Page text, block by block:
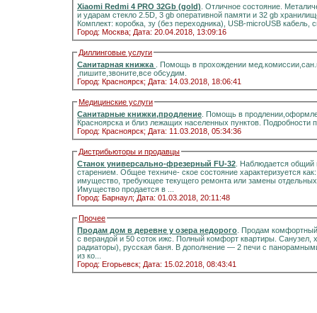
Xiaomi Redmi 4 PRO 32Gb (gold) . Отличное состояние.
и ударам стекло 2.5D, 3 gb оперативной памяти и 32 gb
Комплект: коробка, зу (без переходника), USB-microUSB
Город: Москва; Дата: 20.04.2018, 13:09:16
Диллинговые услуги
Санитарная книжка
. Помощь в прохождении
,пишите,звоните,все обсудим.
Город: Красноярск; Дата: 14.03.2018, 18:06:41
Медицинские услуги
Санитарные книжки,продление . Помощь в
Красноярска и близ лежащих населенных пунктов.
Город: Красноярск; Дата: 11.03.2018, 05:34:36
Дистрибьюторы и продавцы
Станок универсально-фрезерный FU-32 . Наблюдается
старением. Общее техниче- ское состояние характеризуется
имущество, требующее текущего ремонта или замены
Имущество продается в ...
Город: Барнаул; Дата: 01.03.2018, 20:11:48
Прочее
Продам дом в деревне у озера недорого . Продам комфортный
с верандой и 50 соток ижс. Полный комфорт квартиры. Санузел, холодная и горячая вода,
радиаторы), русская баня. В дополнение — 2 печи с панорамными стёклами.Информация на портале домиклайт.Вода
из ко...
Город: Егорьевск; Дата: 15.02.2018, 08:43:41